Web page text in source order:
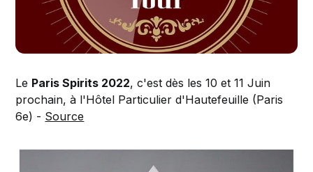
Le Paris Spirits 2022, c'est dès les 10 et 11 Juin
prochain, à l'Hôtel Particulier d'Hautefeuille (Paris
6e) - Source